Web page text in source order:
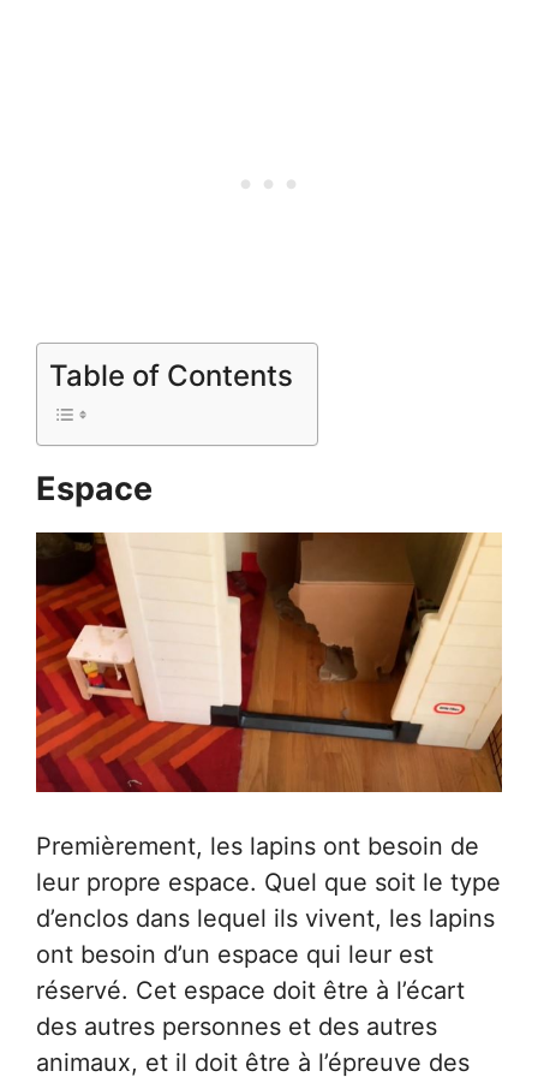
Table of Contents
Espace
Premièrement, les lapins ont besoin de
leur propre espace. Quel que soit le type
d’enclos dans lequel ils vivent, les lapins
ont besoin d’un espace qui leur est
réservé. Cet espace doit être à l’écart
des autres personnes et des autres
animaux, et il doit être à l’épreuve des